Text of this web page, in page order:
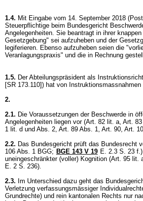
1.4. Mit Eingabe vom 14. September 2018
Steuerpflichtige beim Bundesgericht
Angelegenheiten. Sie beantragt in ihrer
Gesetzgebung" sei aufzuheben und der
legiferieren. Ebenso aufzuheben seien die
Veranlagungspraxis" und die in Rechnung
1.5. Der Abteilungspräsident als
[SR 173.110]) hat von Instruktionsmassnahmen
2.
2.1. Die Voraussetzungen der Beschwerde in
Angelegenheiten liegen vor (Art. 82 lit. a, Art. 83
1 lit. d und Abs. 2, Art. 89 Abs. 1, Art. 90, Art.
2.2. Das Bundesgericht prüft das Bundesrecht
106 Abs. 1 BGG; BGE 143 V 19 E. 2.3 S. 23
uneingeschränkter (voller) Kognition (Art. 95 lit.
E. 2 S. 236).
2.3. Im Unterschied dazu geht das
Verletzung verfassungsmässiger
Grundrechte) und rein kantonalen Rechts nur